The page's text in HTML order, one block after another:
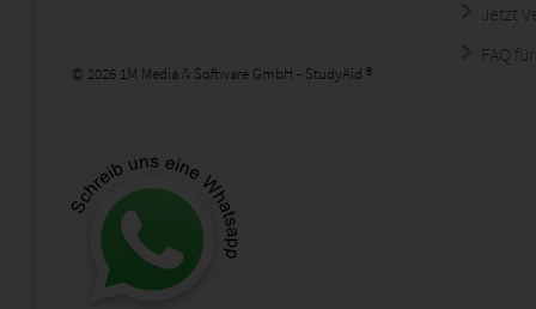
© 2026 1M Media & Software GmbH - StudyAid ®
Jetzt
FAQ